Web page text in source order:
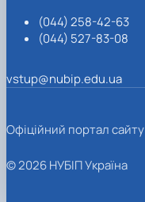
(044) 258-42-63
(044) 527-83-08
vstup@nubip.edu.ua
Офіційний портал сайту
© 2026 НУБІП Україна